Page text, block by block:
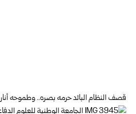
قصف النظام البائد حرمه بصره.. وطموحه